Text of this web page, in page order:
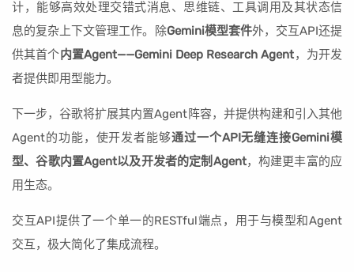
计，能够高效处理交错式消息、思维链、工具调用及其状态信
息的复杂上下文管理工作。除Gemini模型套件外，交互API还提
供其首个内置Agent——Gemini Deep Research Agent，为开发
者提供即用型能力。
下一步，谷歌将扩展其内置Agent阵容，并提供构建和引入其他
Agent的功能，使开发者能够通过一个API无缝连接Gemini模
型、谷歌内置Agent以及开发者的定制Agent，构建更丰富的应
用生态。
交互API提供了一个单一的RESTful端点，用于与模型和Agent
交互，极大简化了集成流程。